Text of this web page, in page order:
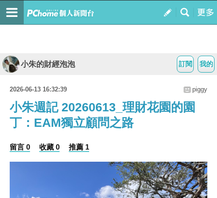
我的
訂閱
小朱的財經泡泡
2026-06-13 16:32:39 piggy
小朱週記 20260613_理財花園的園
丁：EAM獨立顧問之路
留言 0 收藏 0 推薦 1